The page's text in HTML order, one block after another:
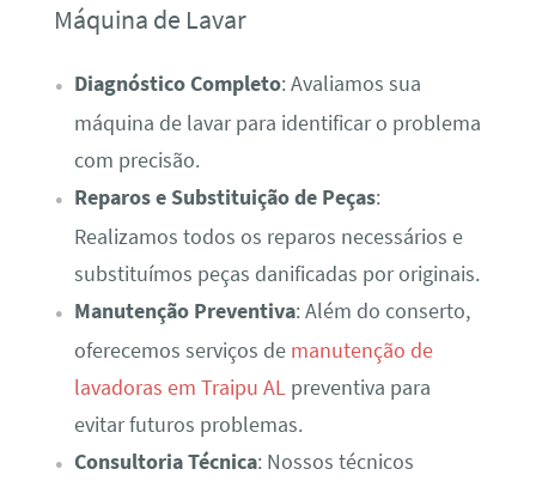
Máquina de Lavar
Diagnóstico Completo: Avaliamos sua
máquina de lavar para identificar o problema
com precisão.
Reparos e Substituição de Peças:
Realizamos todos os reparos necessários e
substituímos peças danificadas por originais.
Manutenção Preventiva: Além do conserto,
oferecemos serviços de manutenção de
lavadoras em Traipu ALpreventiva para
evitar futuros problemas.
Consultoria Técnica: Nossos técnicos